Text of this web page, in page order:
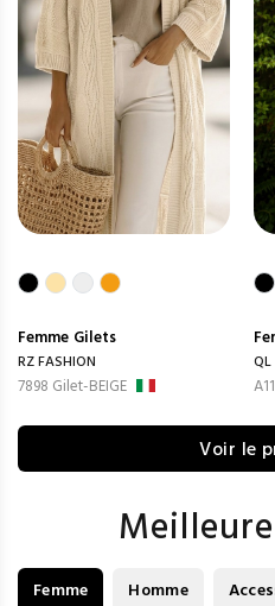
Femme Gilets
RZ FASHION
7898 Gilet-BEIGE
QL
Voir le
Femme Homme